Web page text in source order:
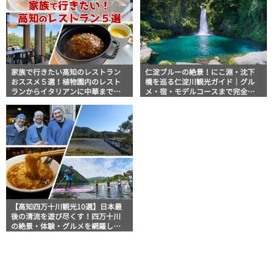
家族で行きたい高知のレストラン
おススメ５選！植物園内のレスト
ランからイタリアンに中華まで楽
仁淀ブルーの絶景！にこ淵・沈下
橋を巡る仁淀川観光ガイド｜グル
メ・宿・モデルコースまで完全網
【高知四万十川観光10選】日本最
後の清流を遊び尽くす！四万十川
の絶景・体験・グルメを網羅した